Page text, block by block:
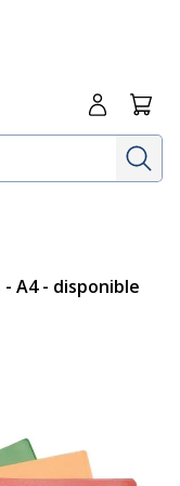
Me
A4 - disponible